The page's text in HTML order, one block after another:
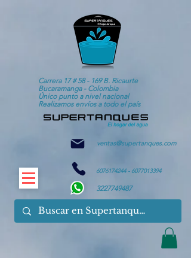
Carrera 17 # 58 - 169 B. Ricaurte
Bucaramanga - Colombia
Único punto a nivel nacional
Realizamos envíos a todo el país
ventas@supertanques.com
6076174244- 6077013394
3227749487